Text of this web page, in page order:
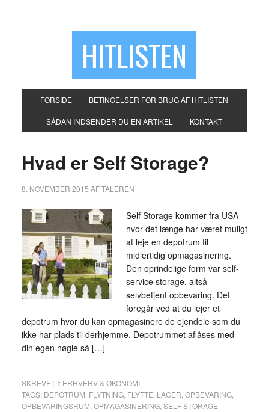
HITLISTEN
FORSIDE BETINGELSER FOR BRUG AF HITLISTEN
SÅDAN INDSENDER DU EN ARTIKEL KONTAKT
Hvad er Self Storage?
8. NOVEMBER 2015 AFTALEREN
Self Storage kommer fra USA
hvor det længe har været muligt
at leje en depotrum til
midlertidig opmagasinering.
Den oprindelige form var self-
service storage, altså
selvbetjent opbevaring. Det
foregår ved at du lejer et
depotrum hvor du kan opmagasinere de ejendele som du
ikke har plads til derhjemme. Depotrummet aflåses med
din egen nøgle så […]
SKREVET I: ERHVERV & ØKONOMI
TAGS: DEPOTRUM FLYTNING, FLYTTE LAGER OPBEVARING,
OPBEVARINGSRUM OPMAGASINERING, SELF STORAGE